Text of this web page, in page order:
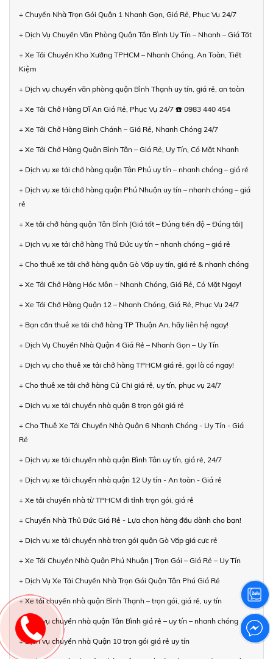
+ Chuyển Nhà Trọn Gói Quận 1 Nhanh Gọn, Giá Rẻ, Phục Vụ 24/7
+ Dịch Vụ Chuyển Văn Phòng Quận Tân Bình Uy Tín – Nhanh – Giá Tốt
+ Xe Tải Chuyển Kho Xưởng TPHCM – Nhanh Chóng, An Toàn, Tiết
Kiệm
+ Dịch vụ chuyển văn phòng quận Bình Thạnh uy tín, giá rẻ, an toàn
+ Xe Tải Chở Hàng Dĩ An Giá Rẻ, Phục Vụ 24/7 ☎️ 0983 440 454
+ Xe Tải Chở Hàng Bình Chánh – Giá Rẻ, Nhanh Chóng 24/7
+ Xe Tải Chở Hàng Quận Bình Tân – Giá Rẻ, Uy Tín, Có Mặt Nhanh
+ Dịch vụ xe tải chở hàng quận Tân Phú uy tín – nhanh chóng – giá rẻ
+ Dịch vụ xe tải chở hàng quận Phú Nhuận uy tín – nhanh chóng – giá
rẻ
+ Xe tải chở hàng quận Tân Bình [Giá tốt – Đúng tiến độ – Đúng tải]
+ Dịch vụ xe tải chở hàng Thủ Đức uy tín – nhanh chóng – giá rẻ
+ Cho thuê xe tải chở hàng quận Gò Vấp uy tín, giá rẻ & nhanh chóng
+ Xe Tải Chở Hàng Hóc Môn – Nhanh Chóng, Giá Rẻ, Có Mặt Ngay!
+ Xe Tải Chở Hàng Quận 12 – Nhanh Chóng, Giá Rẻ, Phục Vụ 24/7
+ Bạn cần thuê xe tải chở hàng TP Thuận An, hãy liên hệ ngay!
+ Dịch Vụ Chuyển Nhà Quận 4 Giá Rẻ – Nhanh Gọn – Uy Tín
+ Dịch vụ cho thuê xe tải chở hàng TPHCM giá rẻ, gọi là có ngay!
+ Cho thuê xe tải chở hàng Củ Chi giá rẻ, uy tín, phục vụ 24/7
+ Dịch vụ xe tải chuyển nhà quận 8 trọn gói giá rẻ
+ Cho Thuê Xe Tải Chuyển Nhà Quận 6 Nhanh Chóng - Uy Tín - Giá
Rẻ
+ Dịch vụ xe tải chuyển nhà quận Bình Tân uy tín, giá rẻ, 24/7
+ Dịch vụ xe tải chuyển nhà quận 12 Uy tín - An toàn - Giá rẻ
+ Xe tải chuyển nhà từ TPHCM đi tỉnh trọn gói, giá rẻ
+ Chuyển Nhà Thủ Đức Giá Rẻ - Lựa chọn hàng đầu dành cho bạn!
+ Dịch vụ xe tải chuyển nhà trọn gói quận Gò Vấp giá cực rẻ
+ Xe Tải Chuyển Nhà Quận Phú Nhuận | Trọn Gói – Giá Rẻ – Uy Tín
+ Dịch Vụ Xe Tải Chuyển Nhà Trọn Gói Quận Tân Phú Giá Rẻ
+ Xe tải chuyển nhà quận Bình Thạnh – trọn gói, giá rẻ, uy tín
+ Dịch vụ chuyển nhà quận Tân Bình giá rẻ – uy tín – nhanh chóng
+ Dịch vụ chuyển nhà Quận 10 trọn gói giá rẻ uy tín